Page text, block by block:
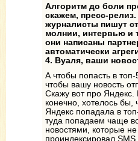
Алгоритм до боли
скажем, пресс-
журналисты пишут
молнии, интервью и
они написаны
автоматически
4. Вуаля, ваши
А чтобы попасть в топ-
чтобы вашу новость
Скажу вот про Яндекс.
конечно, хотелось бы,
Яндекс попадала в
туда попадаем чаще
новостями, которые
проиндексировал